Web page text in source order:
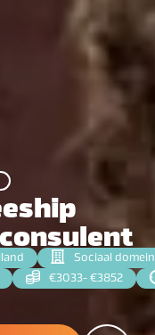
Sociaal domein
€3033- €3852